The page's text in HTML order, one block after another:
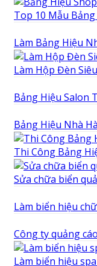
Top 10 Mẫu
Làm Bảng Hiệu
Làm Hộp Đèn
Bảng Hiệu Salon
Bảng Hiệu Nhà
Thi Công Bảng
Sửa chữa biển
Làm biển hiệu
Công ty quảng
Làm biển hiệu